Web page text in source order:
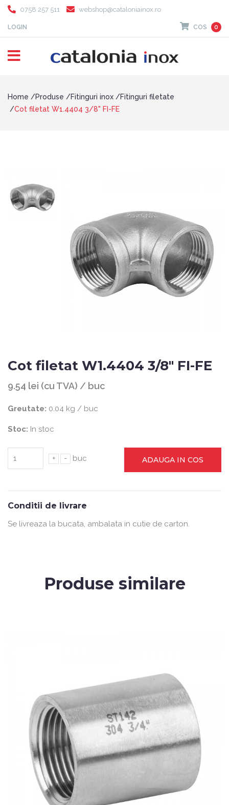
0758 257 511 webshop@cataloniainox.ro
LOGIN COS 0
Home Produse Fitinguri inox
Fitinguri filetate
Cot filetat W1.4404 3/8" FI-FE
Cot filetat W1.4404 3/8" FI-FE
9.54 lei (cu TVA) / buc
Greutate: 0.04 kg / buc
Stoc: In stoc
+ - buc ADAUGA IN COS
Conditii de livrare
Se livreaza la bucata, ambalata in cutie de carton.
Produse similare